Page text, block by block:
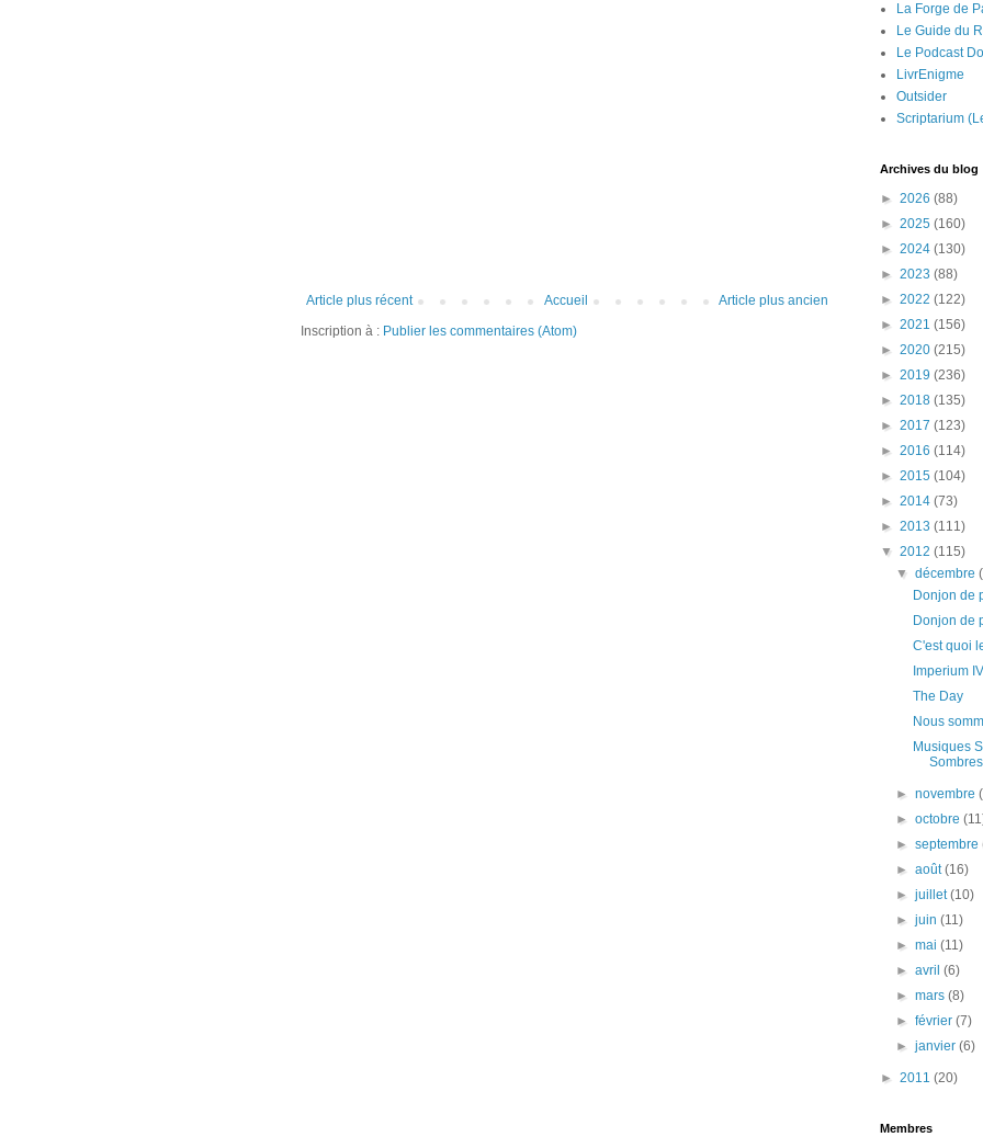
Article plus récent Article plus ancien
Accueil
Inscription à : Publier les commentaires (Atom)
La Forge de
Le Guide du
Le Podcast
LivrEnigme
Outsider
Scriptarium
Archives du blog
► 2026 (88)
► 2025 (160)
► 2024 (130)
► 2023 (88)
► 2022 (122)
► 2021 (156)
► 2020 (215)
► 2019 (236)
► 2018 (135)
► 2017 (123)
► 2016 (114)
► 2015 (104)
► 2014 (73)
► 2013 (111)
▼ 2012 (115)
▼décembre
Donjon de
Donjon de
C'est quoi
Imperium IV
The Day
Nous
Musiques
Sombres
►novembre
►octobre
►septembre
►août(16)
►juillet(10)
►juin(11)
►mai(11)
►avril(6)
►mars(8)
►février(7)
►janvier(6)
► 2011 (20)
Membres